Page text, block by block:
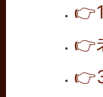
👉
👉